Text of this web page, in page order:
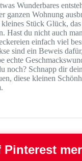
Wunderbares
ganzen Wohnung
Stück Glück,
Hast du nicht auch
einfach viel
sind ein Beweis
echte
noch? Schnapp dir
diese kleinen
Pinterest